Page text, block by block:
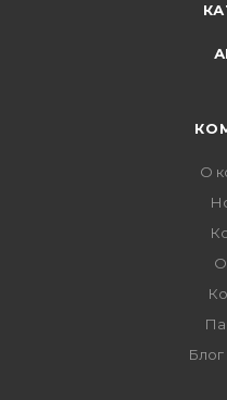
О